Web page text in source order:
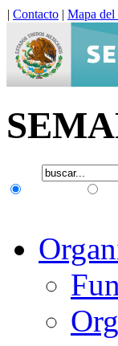
| Contacto | Mapa del